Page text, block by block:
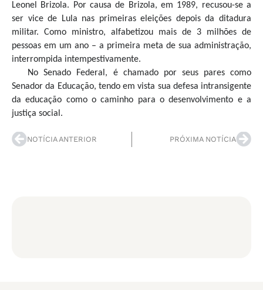
Leonel Brizola. Por causa de Brizola, em 1989, recusou-se a
ser vice de Lula nas primeiras eleições depois da ditadura
militar. Como ministro, alfabetizou mais de 3 milhões de
pessoas em um ano – a primeira meta de sua administração,
interrompida intempestivamente.
No Senado Federal, é chamado por seus pares como
Senador da Educação, tendo em vista sua defesa intransigente
da educação como o caminho para o desenvolvimento e a
justiça social.
NOTÍCIA ANTERIOR PRÓXIMA NOTÍCIA